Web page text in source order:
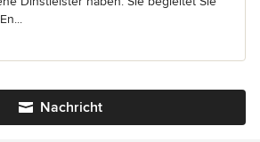
Nachricht